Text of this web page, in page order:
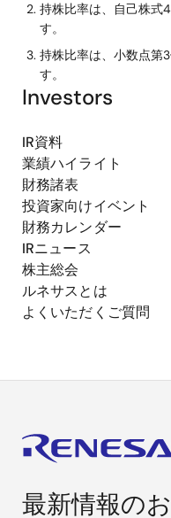
持株比率は、自己株式
す。
持株比率は、小数点第
す。
Investors
IR資料
業績ハイライト
財務諸表
投資家向けイベント
財務カレンダー
IRニュース
株主総会
ルネサスとは
よくいただくご質問
最新情報の